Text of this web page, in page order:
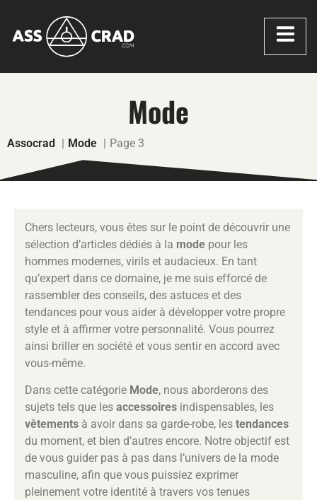
Mode
Assocrad Mode Page 3
Chers lecteurs, vous êtes sur le point de découvrir une
sélection d’articles dédiés à la mode pour les
hommes modernes, virils et audacieux. En tant
qu’expert dans ce domaine, je me suis efforcé de
rassembler des conseils, des astuces et des
tendances pour vous aider à développer votre propre
style et à affirmer votre personnalité. Vous pourrez
ainsi briller en société et vous sentir en accord avec
vous-même.
Dans cette catégorie Mode, nous aborderons des
sujets tels que les accessoires indispensables, les
vêtements à avoir dans sa garde-robe, les tendances
du moment, et bien d’autres encore. Notre objectif est
de vous guider pas à pas dans l’univers de la mode
masculine, afin que vous puissiez exprimer
pleinement votre identité à travers vos tenues